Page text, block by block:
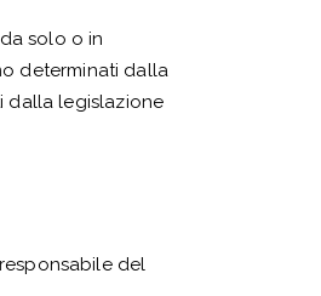
solo o in
determinati dalla
dalla legislazione
del